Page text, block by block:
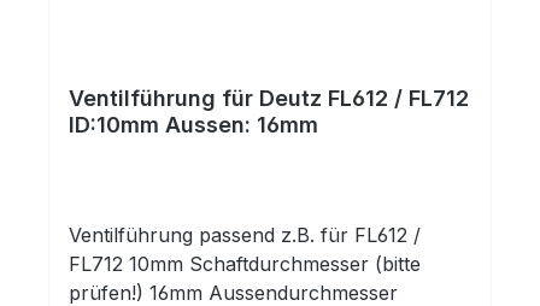
Ventilführung für Deutz FL612 / FL712
ID:10mm Aussen: 16mm
Ventilführung passend z.B. für FL612 /
FL712 10mm Schaftdurchmesser (bitte
prüfen!) 16mm Aussendurchmesser